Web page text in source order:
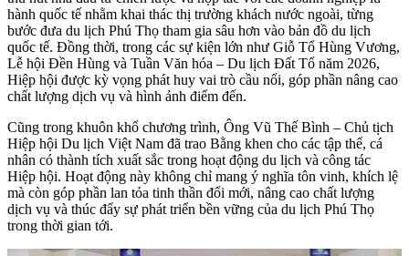
hành quốc tế nhằm khai thác thị trường khách nước ngoài, từng
bước đưa du lịch Phú Thọ tham gia sâu hơn vào bản đồ du lịch
quốc tế. Đồng thời, trong các sự kiện lớn như Giỗ Tổ Hùng Vương,
Lễ hội Đền Hùng và Tuần Văn hóa – Du lịch Đất Tổ năm 2026,
Hiệp hội được kỳ vọng phát huy vai trò cầu nối, góp phần nâng cao
chất lượng dịch vụ và hình ảnh điểm đến.
Cũng trong khuôn khổ chương trình, Ông Vũ Thế Bình – Chủ tịch
Hiệp hội Du lịch Việt Nam đã trao Bằng khen cho các tập thể, cá
nhân có thành tích xuất sắc trong hoạt động du lịch và công tác
Hiệp hội. Hoạt động này không chỉ mang ý nghĩa tôn vinh, khích lệ
mà còn góp phần lan tỏa tinh thần đổi mới, nâng cao chất lượng
dịch vụ và thúc đẩy sự phát triển bền vững của du lịch Phú Thọ
trong thời gian tới.